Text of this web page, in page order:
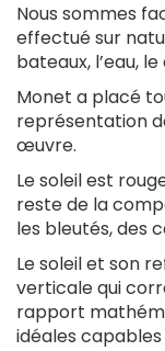
Nous sommes
effectué sur
bateaux, l’eau, le
Monet a placé
représentation
œuvre.
Le soleil est
reste de la
les bleutés, des
Le soleil et son
verticale qui
rapport
idéales